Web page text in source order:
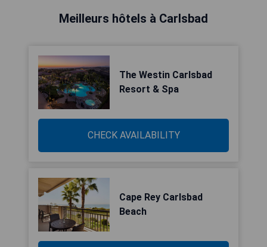
Meilleurs hôtels à Carlsbad
The Westin Carlsbad
Resort & Spa
CHECK AVAILABILITY
Cape Rey Carlsbad
Beach